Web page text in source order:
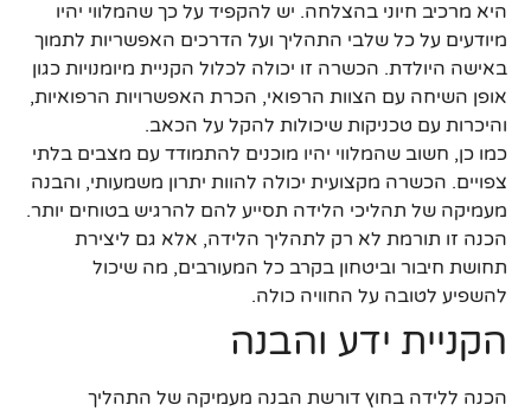
היא מרכיב חיוני בהצלחה. יש להקפיד על כך שהמלווי יהיו
מיודעים על כל שלבי התהליך ועל הדרכים האפשריות לתמוך
באישה היולדת. הכשרה זו יכולה לכלול הקניית מיומנויות כגון
אופן השיחה עם הצוות הרפואי, הכרת האפשרויות הרפואיות,
והיכרות עם טכניקות שיכולות להקל על הכאב.
כמו כן, חשוב שהמלווי יהיו מוכנים להתמודד עם מצבים בלתי
צפויים. הכשרה מקצועית יכולה להוות יתרון משמעותי, והבנה
מעמיקה של תהליכי הלידה תסייע להם להרגיש בטוחים יותר.
הכנה זו תורמת לא רק לתהליך הלידה, אלא גם ליצירת
תחושת חיבור וביטחון בקרב כל המעורבים, מה שיכול
להשפיע לטובה על החוויה כולה.
הקניית ידע והבנה
הכנה ללידה בחוץ דורשת הבנה מעמיקה של התהליך